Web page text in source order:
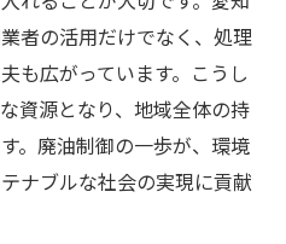
者の活用だけでなく、処理
も広がっています。こうし
資源となり、地域全体の持
。廃油制御の一歩が、環境
ナブルな社会の実現に貢献